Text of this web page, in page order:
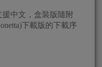
援中文，盒裝版隨附
下載版的下載序